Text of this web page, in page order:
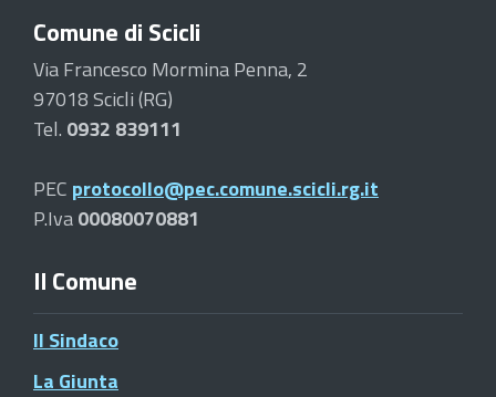
Comune di Scicli
Via Francesco Mormina Penna, 2
97018 Scicli (RG)
Tel. 0932 839111
PEC protocollo@pec.comune.scicli.rg.it
P.Iva00080070881
Il Comune
Il Sindaco
La Giunta